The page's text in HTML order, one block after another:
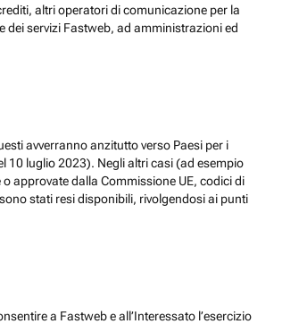
altri operatori di comunicazione per la
dei servizi Fastweb, ad amministrazioni ed
avverranno anzitutto verso Paesi per i
10 luglio 2023). Negli altri casi (ad esempio
approvate dalla Commissione UE, codici di
stati resi disponibili, rivolgendosi ai punti
a Fastweb e all’Interessato l’esercizio